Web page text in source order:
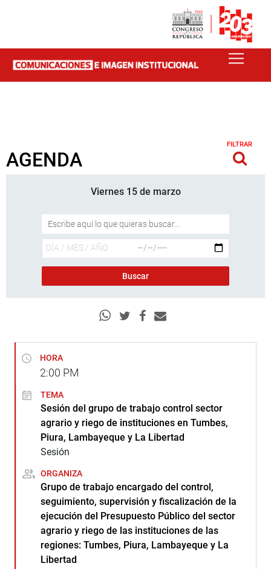
AGENDA
FILTRAR
Viernes 15 de marzo
HORA
2:00 PM
TEMA
Sesión del grupo de trabajo control sector
agrario y riego de instituciones en Tumbes,
Piura, Lambayeque y La Libertad
Sesión
ORGANIZA
Grupo de trabajo encargado del control,
seguimiento, supervisión y fiscalización de la
ejecución del Presupuesto Público del sector
agrario y riego de las instituciones de las
regiones: Tumbes, Piura, Lambayeque y La
Libertad